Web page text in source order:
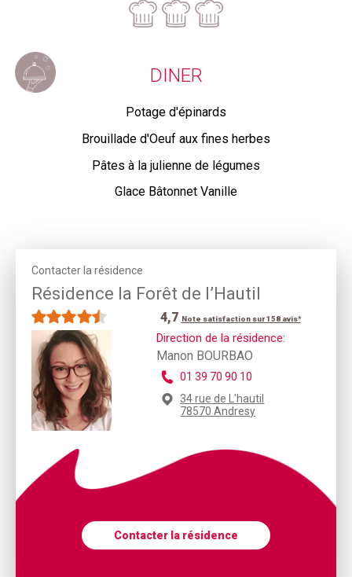
DINER
Potage d'épinards
Brouillade d'Oeuf aux fines herbes
Pâtes à la julienne de légumes
Glace Bâtonnet Vanille
Contacter la résidence
Résidence la Forêt de l’Hautil
4,7 Note satisfaction sur 158 avis*
Direction de la résidence:
Manon BOURBAO
01 39 70 90 10
34 rue de L'hautil
78570 Andresy
Contacter la résidence